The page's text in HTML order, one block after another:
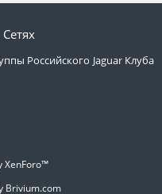
Российского Jaguar Клуба
XenForo™
Brivium.com